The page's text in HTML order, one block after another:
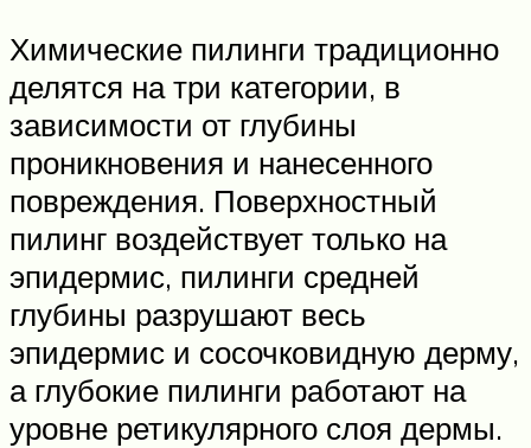
Химические пилинги традиционно
делятся на три категории, в
зависимости от глубины
проникновения и нанесенного
повреждения. Поверхностный
пилинг воздействует только на
эпидермис, пилинги средней
глубины разрушают весь
эпидермис и сосочковидную дерму,
а глубокие пилинги работают на
уровне ретикулярного слоя дермы.